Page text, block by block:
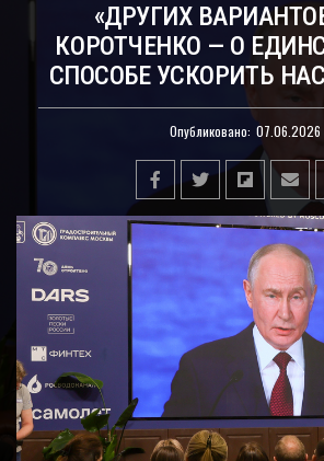
«ДРУГИХ
КОРОТЧЕНКО — О
СПОСОБЕ УСКОРИТЬ
Опубликовано: 07.06.2026